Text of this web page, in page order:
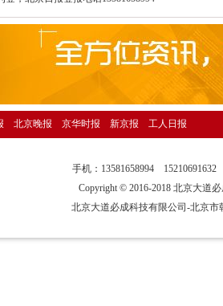
通知登报，法制晚报行政处罚公告刊登电话
公告登报，中华工商时报仲裁委公告登报
公告登报，中国商报仲裁公告刊登电话13581658994
转让公告登报，中华工商时报公告热线13581658994
裁公告登报，仲裁委公告刊登电话13581658994
报热线，人民日报海外版法院公告刊登电话
变更公告登报，中华工商时报广告登报电话
晚报广告刊登热线13581658994
北京晚报 京华时报 新京报 工人日报
手机：13581658994
Copyright © 2016-2018 北京大道
北京大道必成科技有限公司 -北京市